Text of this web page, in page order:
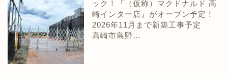
ック！『（仮称）マクドナルド 高
崎インター店』がオープン予定！
2026年11月まで新築工事予定
高崎市島野…